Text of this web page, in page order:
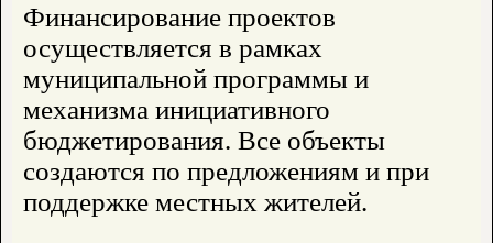
Финансирование проектов
осуществляется в рамках
муниципальной программы и
механизма инициативного
бюджетирования. Все объекты
создаются по предложениям и при
поддержке местных жителей.